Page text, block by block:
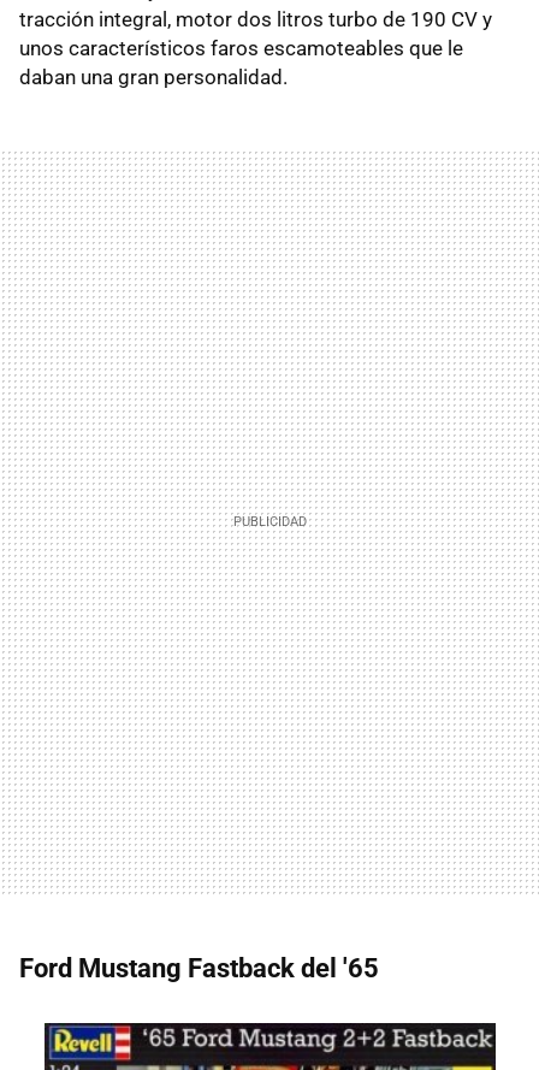
tracción integral, motor dos litros turbo de 190 CV y
unos característicos faros escamoteables que le
daban una gran personalidad.
Ford Mustang Fastback del '65